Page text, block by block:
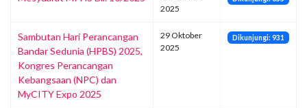
2025
Sambutan Hari Perancangan
Bandar Sedunia (HPBS) 2025,
Kongres Perancangan
Kebangsaan (NPC) dan
MyCITY Expo 2025
29 Oktober
2025
Dikunjungi: 931